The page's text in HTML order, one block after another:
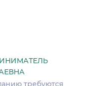
требуются